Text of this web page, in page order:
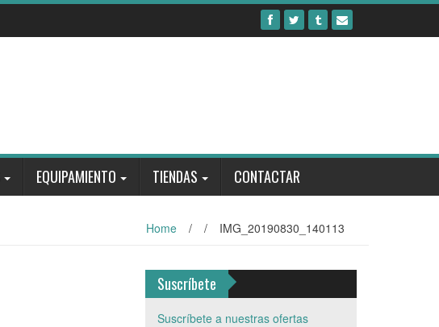
EQUIPAMIENTO TIENDAS CONTACTAR
Home / / IMG_20190830_140113
Suscríbete
Suscríbete a nuestras ofertas